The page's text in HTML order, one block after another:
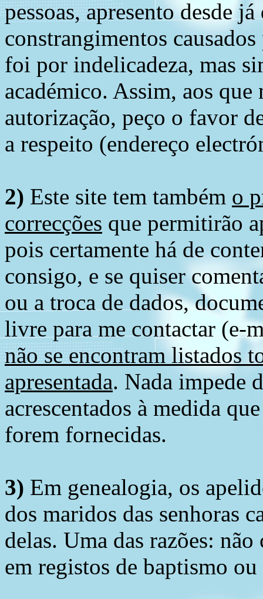
pessoas, apresento desde
constrangimentos
foi por indelicadeza, mas
académico. Assim, aos
autorização, peço o favor
a respeito (endereço
2) Este site tem também o
correcções que permitirão
pois certamente há de
consigo, e se quiser
ou a troca de dados,
livre para me contactar (e-
não se encontram listados
apresentada. Nada impede
acrescentados à medida
forem fornecidas.
3) Em genealogia, os
dos maridos das senhoras
delas. Uma das razões:
em registos de baptismo